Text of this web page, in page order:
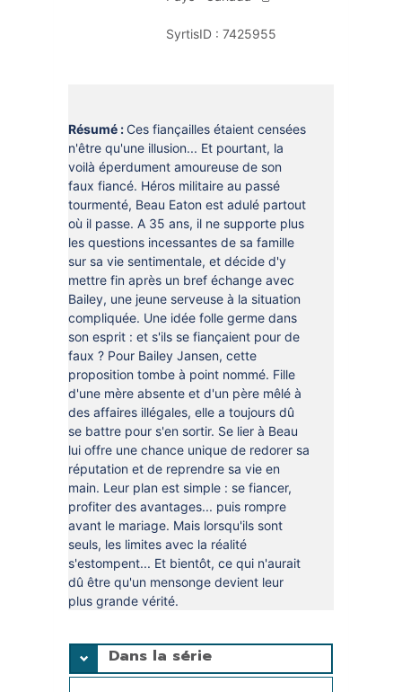
PORTAGE À DOMICILE
BOÎTES DE RETOUR 24H/24
POUR LES PROS
TOUS LES SERVICES
PROLONGER - RÉSERVER
POUR LES PROS
SyrtisID : 7425955
Résumé : Ces fiançailles étaient censées
n'être qu'une illusion... Et pourtant, la
voilà éperdument amoureuse de son
faux fiancé. Héros militaire au passé
tourmenté, Beau Eaton est adulé partout
où il passe. A 35 ans, il ne supporte plus
les questions incessantes de sa famille
sur sa vie sentimentale, et décide d'y
mettre fin après un bref échange avec
Bailey, une jeune serveuse à la situation
compliquée. Une idée folle germe dans
son esprit : et s'ils se fiançaient pour de
faux ? Pour Bailey Jansen, cette
proposition tombe à point nommé. Fille
d'une mère absente et d'un père mêlé à
des affaires illégales, elle a toujours dû
se battre pour s'en sortir. Se lier à Beau
lui offre une chance unique de redorer sa
réputation et de reprendre sa vie en
main. Leur plan est simple : se fiancer,
profiter des avantages... puis rompre
avant le mariage. Mais lorsqu'ils sont
seuls, les limites avec la réalité
s'estompent... Et bientôt, ce qui n'aurait
dû être qu'un mensonge devient leur
plus grande vérité.
Dans la série